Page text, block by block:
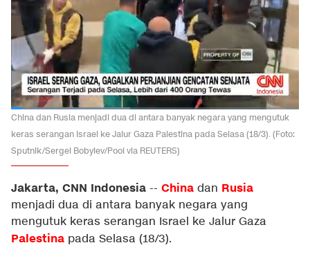
China dan Rusia menjadi dua di antara banyak negara yang mengutuk
keras serangan Israel ke Jalur Gaza Palestina pada Selasa (18/3). (Foto:
Sputnik/Sergei Bobylev/Pool via REUTERS)
Jakarta, CNN Indonesia -- China dan Rusia
menjadi dua di antara banyak negara yang
mengutuk keras serangan Israel ke Jalur Gaza
Palestina pada Selasa (18/3).